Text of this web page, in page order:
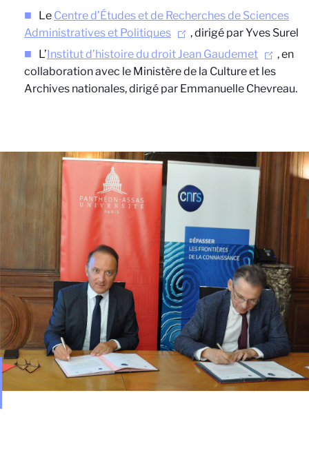
Le Centre d’Études et de Recherches de Sciences
Administratives et Politiques
, dirigé par Yves Surel
L’Institut d’histoire du droit Jean Gaudemet
, en
collaboration avec le Ministère de la Culture et les
Archives nationales, dirigé par Emmanuelle Chevreau.